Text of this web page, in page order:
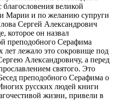
великой
Марии и по желанию супруги
Сергей Александрович
которое он назвал
преподобного Серафима
лет лежало это сокровище под
Александровичу, а перед
святого. Это
преподобного Серафима о
русских людей книги
жизни, привели в